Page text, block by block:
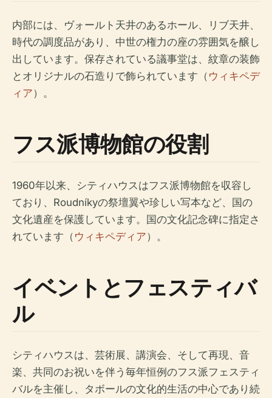
内部には、ヴォールト天井のあるホール、リブ天井、
時代の調度品があり、中世の権力の座の雰囲気を醸し
出しています。保存されている議事堂は、紋章の装飾
とオリジナルの石造りで飾られています（ ウィキペデ
ィア）。
フス派博物館の役割
1960年以来、シティハウスはフス派博物館を収容し
ており、Roudníkyの祭壇翼や珍しい写本など、国の
文化遺産を保護しています。国の文化記念碑に指定さ
れています（ ウィキペディア）。
イベントとフェスティバ
ル
シティハウスは、芸術展、講演会、そして再現、音
楽、共同のお祝いを伴う毎年恒例のフス派フェスティ
バルを主催し、タボールの文化的生活の中心であり続